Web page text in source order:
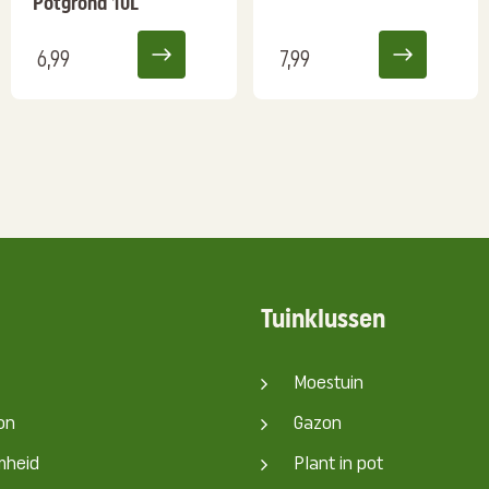
6,99 7,99
Tuinklussen
Moestuin
Gazon
Plant in pot